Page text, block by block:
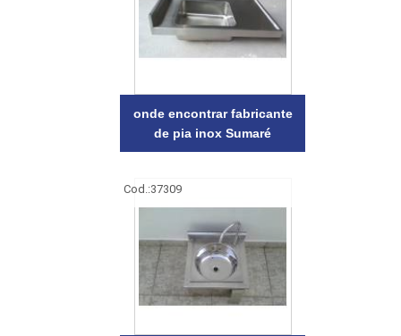
onde encontrar fabricante
de pia inox Sumaré
Cod.:37309